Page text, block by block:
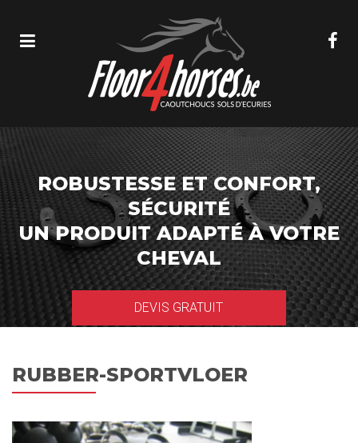
ROBUSTESSE ET CONFORT,
SÉCURITÉ
UN PRODUIT ADAPTÉ À VOTRE
CHEVAL
DEVIS GRATUIT
RUBBER-SPORTVLOER